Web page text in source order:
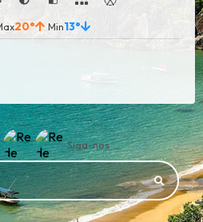
20° 13°
Siga-nos